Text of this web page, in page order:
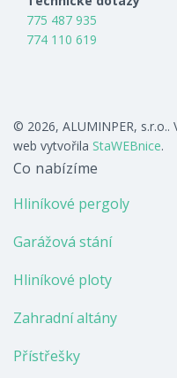
775 487 935
774 110 619
© 2026, ALUMINPER, s.r.o..
web vytvořila StaWEBnice.
Co nabízíme
Hliníkové pergoly
Garážová stání
Hliníkové ploty
Zahradní altány
Přístřešky